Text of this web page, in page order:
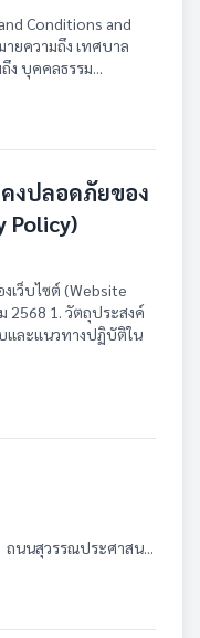
Conditions and
ยความถึง เทศบาล
ง บุคคลธรรม...
งปลอดภัยของ
Policy)
เว็บไซต์ (Website
2568 1. วัตถุประสงค์
ละแนวทางปฏิบัติใน
นนสุวรรณประศาสน...